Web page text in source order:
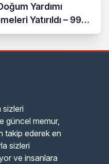
Yardımı
Yatırıldı – 990
15,9 Milyar
sizleri
güncel memur,
takip ederek en
sizleri
ve insanlara